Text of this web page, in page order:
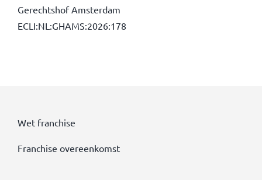
Gerechtshof Amsterdam
ECLI:NL:GHAMS:2026:178
Wet franchise
Franchise overeenkomst